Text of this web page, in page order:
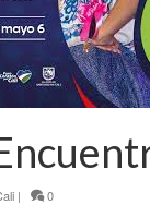
| 0